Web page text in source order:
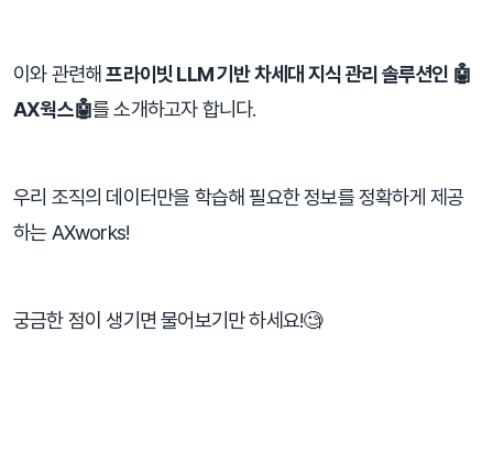
이와 관련해 프라이빗 LLM 기반 차세대 지식 관리 솔루션인 🤖
AX웍스🤖를 소개하고자 합니다.
우리 조직의 데이터만을 학습해 필요한 정보를 정확하게 제공
하는 AXworks!
궁금한 점이 생기면 물어보기만 하세요!🧐